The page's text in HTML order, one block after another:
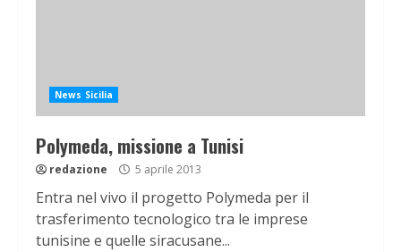
News Sicilia
Polymeda, missione a Tunisi
redazione 5 aprile 2013
Entra nel vivo il progetto Polymeda per il
trasferimento tecnologico tra le imprese
tunisine e quelle siracusane...